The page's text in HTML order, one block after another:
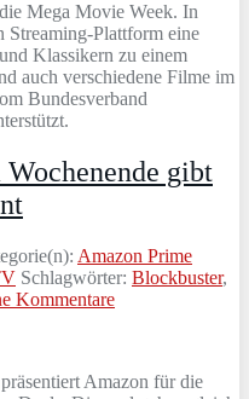
Mega Movie Week. In
Streaming-Plattform eine
Klassikern zu einem
auch verschiedene Filme im
Bundesverband
gibt
Amazon Prime
Schlagwörter: Blockbuster,
Kommentare
Amazon für die